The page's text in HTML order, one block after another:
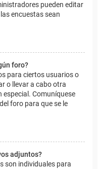
pueden editar
encuestas sean
foro?
para ciertos usuarios o
o llevar a cabo otra
Comuníquese
foro para que se le
adjuntos?
son individuales para